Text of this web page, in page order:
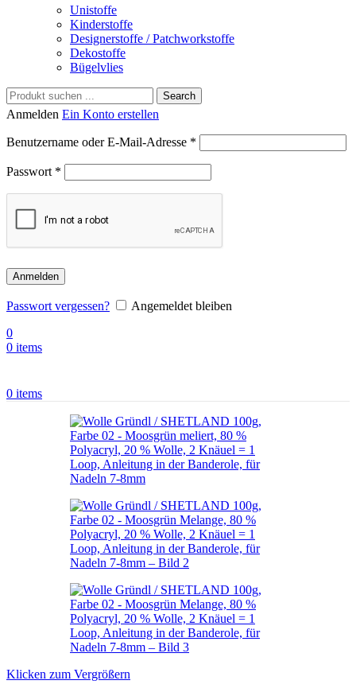
Unistoffe
Kinderstoffe
Designerstoffe / Patchworkstoffe
Dekostoffe
Bügelvlies
Search
Anmelden Ein Konto erstellen
Benutzername oder E-Mail-Adresse *
Passwort *
Anmelden
Passwort vergessen?
Angemeldet bleiben
0
0 items
0 items
Klicken zum Vergrößern